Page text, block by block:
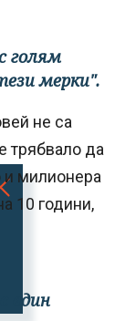
голям
мерки".
не са
трябвало да
и милионера
10 години,
един